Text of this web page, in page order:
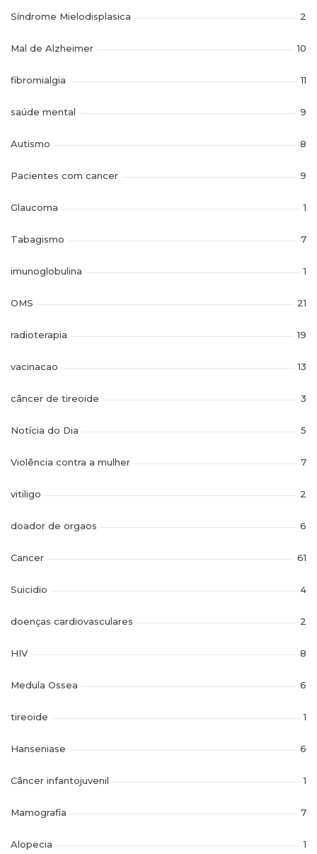
Síndrome Mielodisplasica 2
Mal de Alzheimer 10
fibromialgia 11
saúde mental 9
Autismo 8
Pacientes com cancer 9
Glaucoma 1
Tabagismo 7
imunoglobulina 1
OMS 21
radioterapia 19
vacinacao 13
câncer de tireoide 3
Notícia do Dia 5
Violência contra a mulher 7
vitiligo 2
doador de orgaos 6
Cancer 61
Suicidio 4
doenças cardiovasculares 2
HIV 8
Medula Ossea 6
tireoide 1
Hanseniase 6
Câncer infantojuvenil 1
Mamografia 7
Alopecia 1